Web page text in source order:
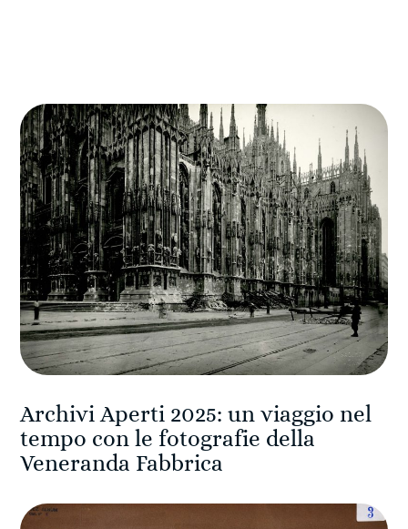
Archivi Aperti 2025: un viaggio nel
tempo con le fotografie della
Veneranda Fabbrica